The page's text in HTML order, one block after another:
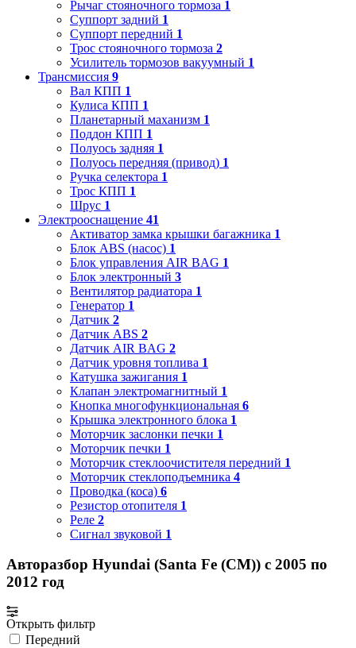
Рычаг стояночного тормоза 1
Суппорт задний 1
Суппорт передний 1
Трос стояночного тормоза 2
Усилитель тормозов вакуумный 1
Трансмиссия 9
Вал КПП 1
Кулиса КПП 1
Планетарный маханизм 1
Поддон КПП 1
Полуось задняя 1
Полуось передняя (привод) 1
Ручка селектора 1
Трос КПП 1
Шрус 1
Электрооснащение 41
Активатор замка крышки багажника 1
Блок ABS (насос) 1
Блок управления AIR BAG 1
Блок электронный 3
Вентилятор радиатора 1
Генератор 1
Датчик 2
Датчик ABS 2
Датчик AIR BAG 2
Датчик уровня топлива 1
Катушка зажигания 1
Клапан электромагнитный 1
Кнопка многофункциональная 6
Крышка электронного блока 1
Моторчик заслонки печки 1
Моторчик печки 1
Моторчик стеклоочистителя передний 1
Моторчик стеклоподъемника 4
Проводка (коса) 6
Резистор отопителя 1
Реле 2
Сигнал звуковой 1
Авторазбор Hyundai (Santa Fe (CM)) с 2005 по
2012 год
Открыть фильтр
Передний